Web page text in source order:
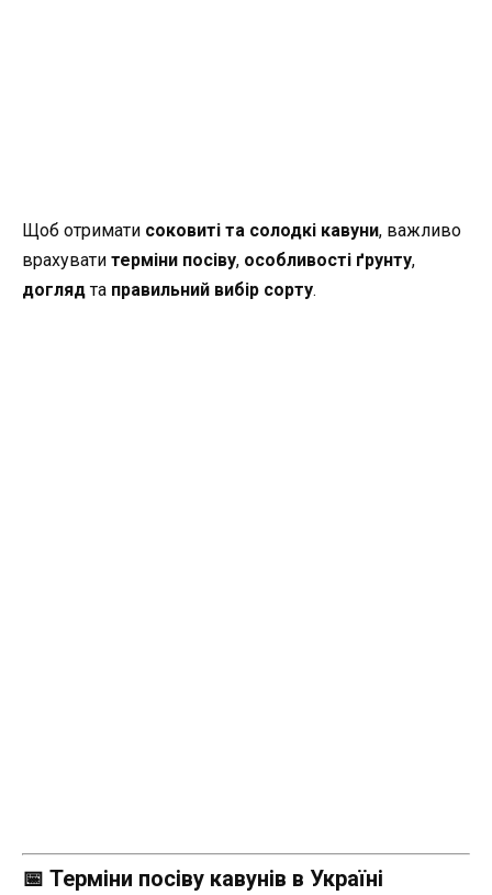
Щоб отримати соковиті та солодкі кавуни, важливо
врахувати терміни посіву, особливості ґрунту,
догляд та правильний вибір сорту.
📅 Терміни посіву кавунів в Україні